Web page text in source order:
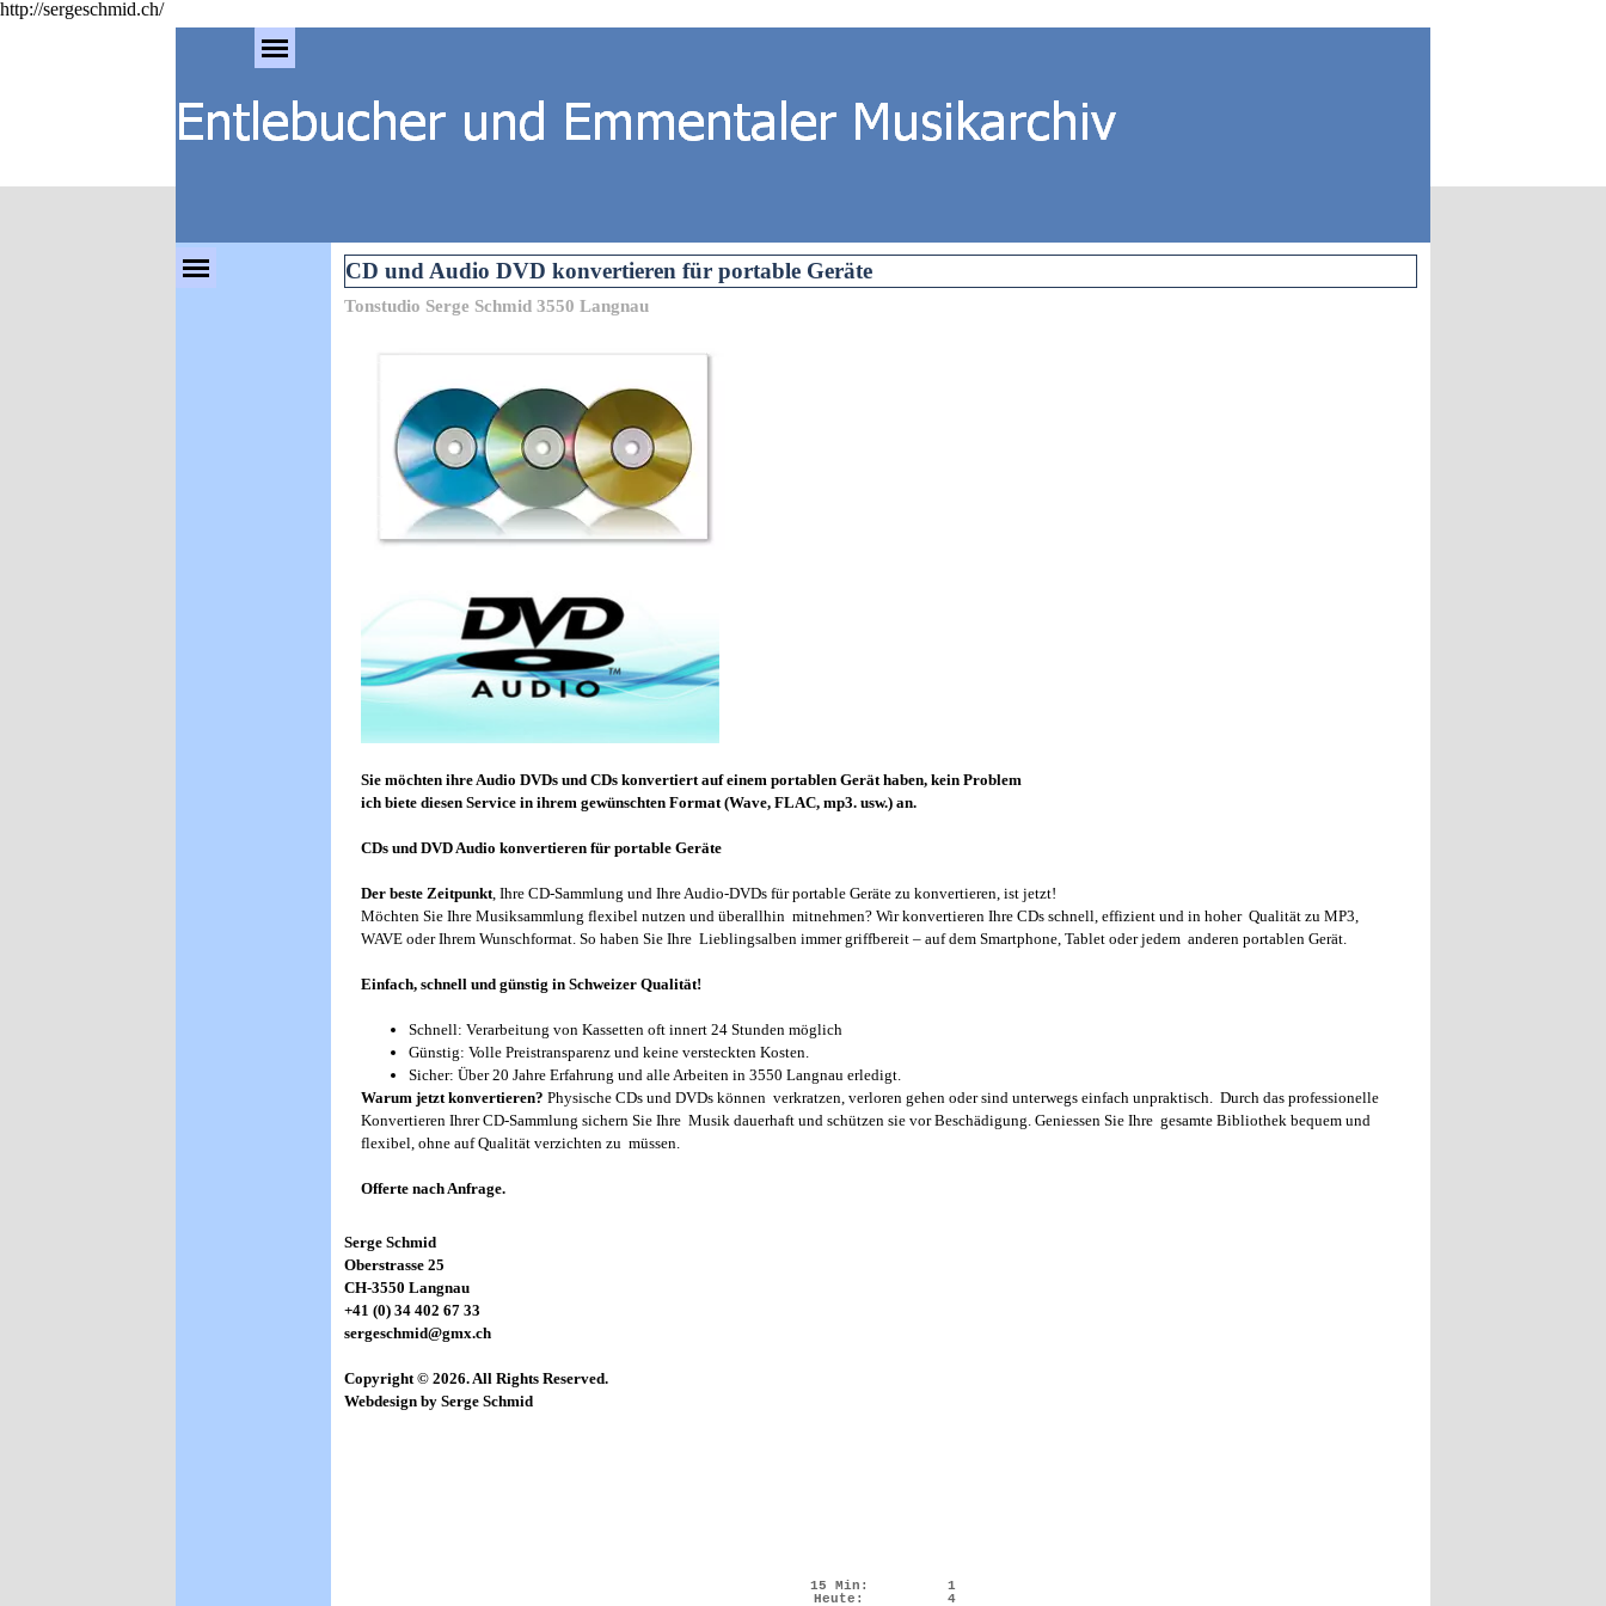
http://sergeschmid.ch/
Direkt zum Seiteninhalt
Menü überspringen
Menü überspringen
CD und Audio DVD konvertieren für portable Geräte
Tonstudio Serge Schmid 3550 Langnau
Sie möchten ihre Audio DVDs und CDskonvertiert auf einem portablen Gerät haben, kein Problem
ich biete diesen Service in ihrem gewünschten Format (Wave, FLAC, mp3. usw.) an.
CDs und DVD Audio konvertieren für portable Geräte
Der beste Zeitpunkt , Ihre CD-Sammlung und Ihre Audio-DVDs für portable Geräte zu konvertieren, ist jetzt!
Möchten Sie Ihre Musiksammlung flexibel nutzen und überallhin mitnehmen? Wir konvertieren Ihre CDs schnell, effizient und in hoher Qualität zu MP3,
WAVE oder Ihrem Wunschformat. So haben Sie Ihre Lieblingsalben immer griffbereit – auf dem Smartphone, Tablet oder jedem anderen portablen Gerät.
Einfach, schnell und günstig in Schweizer Qualität!
Schnell: Verarbeitung von Kassetten oft innert 24 Stunden möglich
Günstig: Volle Preistransparenz und keine versteckten Kosten.
Sicher: Über 20 Jahre Erfahrung und alle Arbeiten in 3550 Langnau erledigt.
Warum jetzt konvertieren? Physische CDs und DVDs können verkratzen, verloren gehen oder sind unterwegs einfach unpraktisch. Durch das professionelle
Konvertieren Ihrer CD-Sammlung sichern Sie Ihre Musik dauerhaft und schützen sie vor Beschädigung. Geniessen Sie Ihre gesamte Bibliothek bequem und
flexibel, ohne auf Qualität verzichten zu müssen.
Offerte nach Anfrage.
Serge Schmid
Oberstrasse 25
CH-3550 Langnau
+41 (0) 34 402 67 33
sergeschmid@gmx.ch
Copyright © 2026. All Rights Reserved.
Webdesign by Serge Schmid
15 Min:
1
Heute:
4